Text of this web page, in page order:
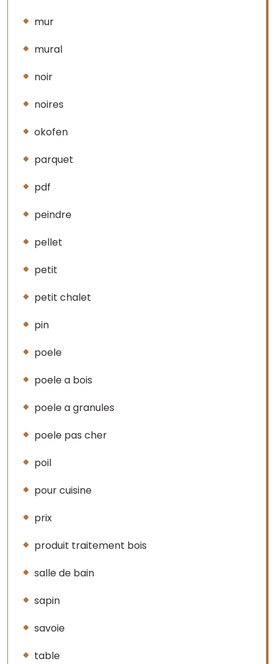
mur
mural
noir
noires
okofen
parquet
pdf
peindre
pellet
petit
petit chalet
pin
poele
poele a bois
poele a granules
poele pas cher
poil
pour cuisine
prix
produit traitement bois
salle de bain
sapin
savoie
table